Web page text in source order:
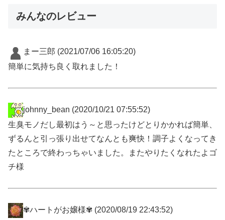
みんなのレビュー
まー三郎 (2021/07/06 16:05:20)
簡単に気持ち良く取れました！
johnny_bean (2020/10/21 07:55:52)
生臭モノだし最初はう～と思ったけどとりかかれば簡単、
ずるんと引っ張り出せてなんとも爽快！調子よくなってき
たところで終わっちゃいました。またやりたくなれたよゴ
チ様
✾ハートがお嬢様✾ (2020/08/19 22:43:52)